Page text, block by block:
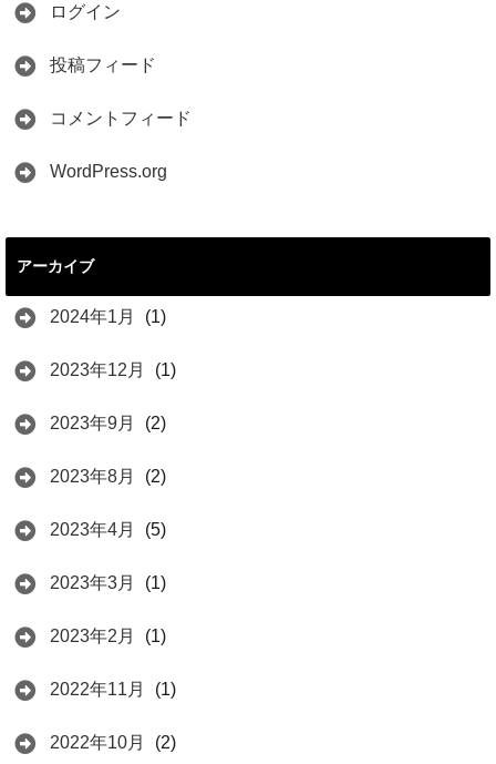
ログイン
投稿フィード
コメントフィード
WordPress.org
アーカイブ
2024年1月 (1)
2023年12月 (1)
2023年9月 (2)
2023年8月 (2)
2023年4月 (5)
2023年3月 (1)
2023年2月 (1)
2022年11月 (1)
2022年10月 (2)